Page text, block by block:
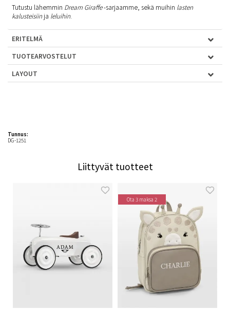
Tutustu lähemmin Dream Giraffe-sarjaamme, sekä muihin lasten
kalusteisiin ja leluihin.
ERITELMÄ
TUOTEARVOSTELUT
LAYOUT
Tunnus:
DG-1251
Liittyvät tuotteet
Ota 3 maksa 2